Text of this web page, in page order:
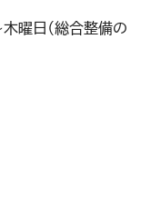
曜日（総合整備の